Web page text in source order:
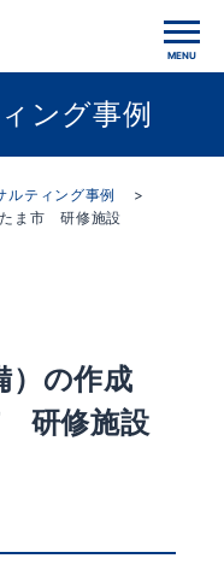
ング事例
ルティング事例
ま市 研修施設
）の作成
研修施設